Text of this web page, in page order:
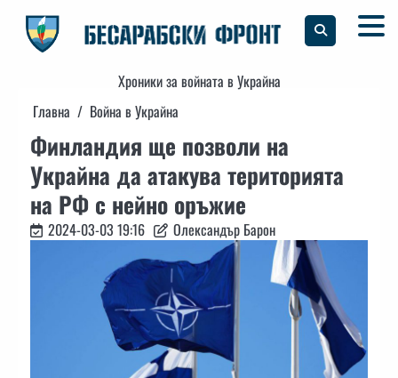
content
Хроники за войната в Украйна
Главна
Война в Украйна
Финландия ще позволи на
Украйна да атакува територията
на РФ с нейно оръжие
2024-03-03 19:16 Олександър Барон